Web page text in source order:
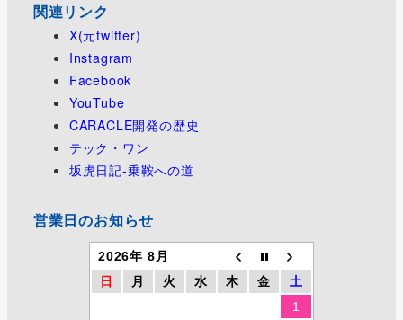
関連リンク
X(元twitter)
Instagram
Facebook
YouTube
CARACLE開発の歴史
テック・ワン
坂虎日記-乗鞍への道
営業日のお知らせ
2026年 8月
日
月 火 水 木 金
土
1